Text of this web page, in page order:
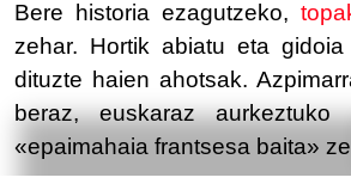
Bere historia ezagutzeko,
zehar. Hortik abiatu eta
dituzte haien ahotsak.
beraz, euskaraz aurkeztuko
«epaimahaia frantsesa baita»